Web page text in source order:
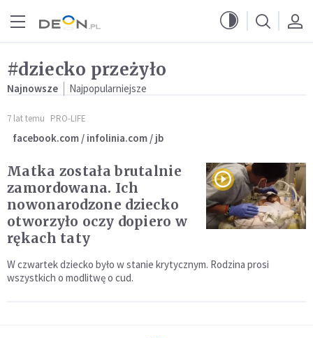
#dziecko przeżyło
Najnowsze Najpopularniejsze
7 lat temu PRO-LIFE
facebook.com / infolinia.com / jb
Matka została brutalnie
zamordowana. Ich
nowonarodzone dziecko
otworzyło oczy dopiero w
rękach taty
W czwartek dziecko było w stanie krytycznym. Rodzina prosi
wszystkich o modlitwę o cud.